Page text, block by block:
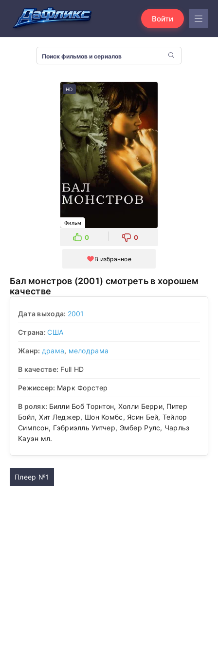
Войти
HD
Фильм
0 0
В избранное
Бал монстров (2001) смотреть в хорошем
качестве
Дата выхода: 2001
Страна:США
Жанр: драма, мелодрама
В качестве: Full HD
Режиссер: Марк Форстер
В ролях: Билли Боб Торнтон, Холли Берри, Питер
Бойл, Хит Леджер, Шон Комбс, Ясин Бей, Тейлор
Симпсон, Гэбриэлль Уитчер, Эмбер Рулс, Чарльз
Кауэн мл.
Плеер №1